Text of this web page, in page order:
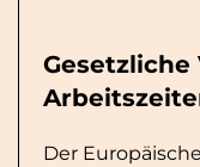
Gesetzliche
Der